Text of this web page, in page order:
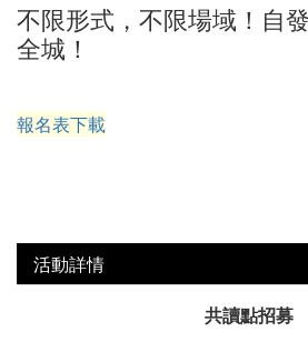
不限形式，不限場域！自
全城！
報名表下載
活動詳情
共讀點招募